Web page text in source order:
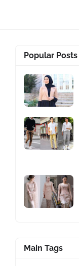
Popular Posts
Main Tags